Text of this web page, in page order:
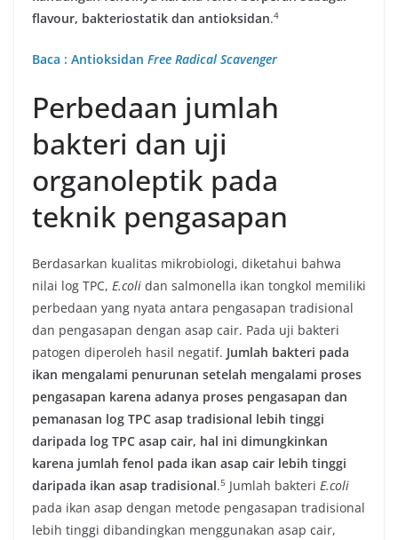
flavour, bakteriostatik dan antioksidan.​4​
Baca : Antioksidan Free Radical Scavenger
Perbedaan jumlah
bakteri dan uji
organoleptik pada
teknik pengasapan
Berdasarkan kualitas mikrobiologi, diketahui bahwa
nilai log TPC, E.coli dan salmonella ikan tongkol memiliki
perbedaan yang nyata antara pengasapan tradisional
dan pengasapan dengan asap cair. Pada uji bakteri
patogen diperoleh hasil negatif. Jumlah bakteri pada
ikan mengalami penurunan setelah mengalami proses
pengasapan karena adanya proses pengasapan dan
pemanasan log TPC asap tradisional lebih tinggi
daripada log TPC asap cair, hal ini dimungkinkan
karena jumlah fenol pada ikan asap cair lebih tinggi
daripada ikan asap tradisional.​5​ Jumlah bakteri E.coli
pada ikan asap dengan metode pengasapan tradisional
lebih tinggi dibandingkan menggunakan asap cair,